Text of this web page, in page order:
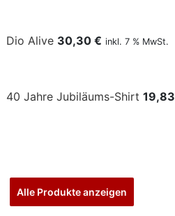
Dio Alive 30,30 € inkl. 7 % MwSt.
40 Jahre Jubiläums-Shirt 19,83
Alle Produkte anzeigen